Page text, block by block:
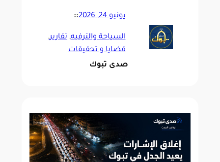
يونيو 24, 2026 ::
السياحة والترفيه, تقارير,
قضايا و تحقيقات
صدى تبوك